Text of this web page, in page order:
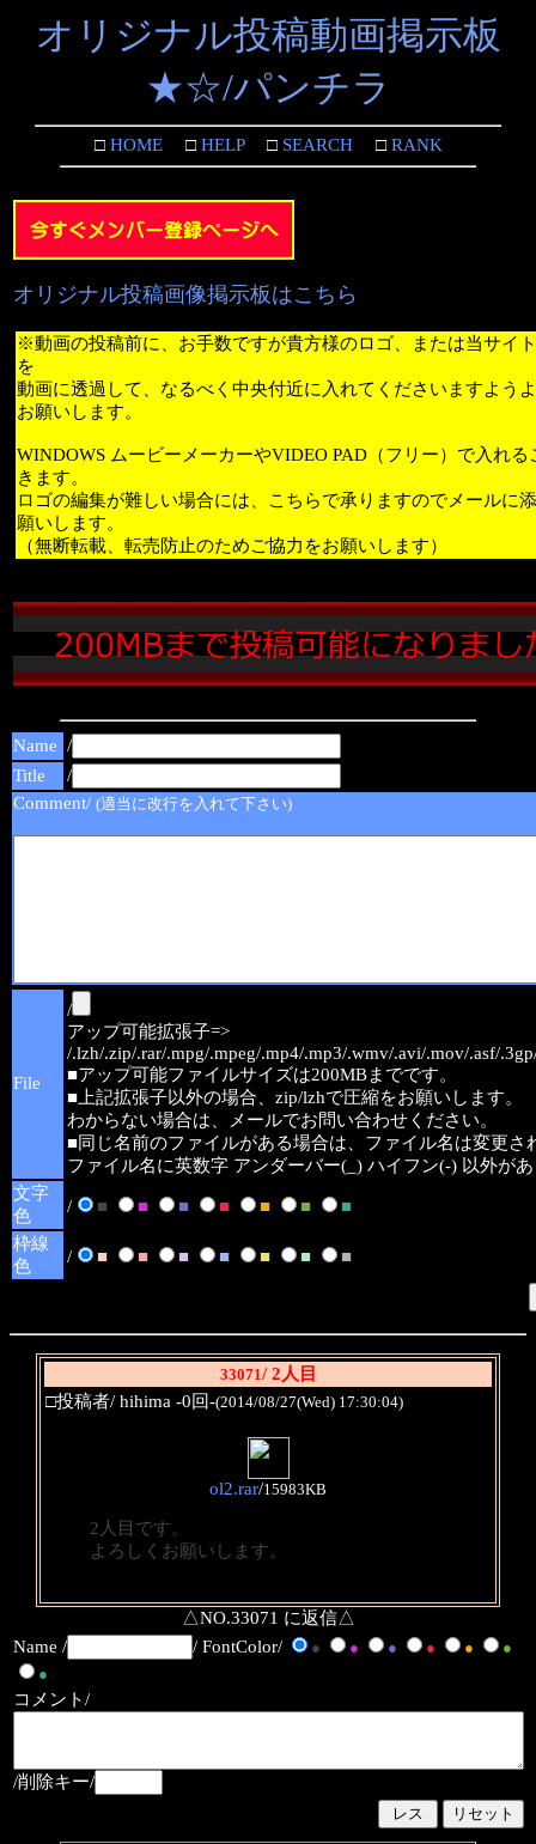
オリジナル投稿動画掲示板
★☆/パンチラ
□HOME□HELP□SEARCH□RANK
オリジナル投稿画像掲示板はこちら
※動画の投稿前に、お手数ですが貴方様のロゴ、または当サイ
を
動画に透過して、なるべく中央付近に入れてくださいますよう
お願いします。
WINDOWS ムービーメーカーやVIDEO PAD（フリー）で入れる
きます。
ロゴの編集が難しい場合には、こちらで承りますのでメールに
願いします。
（無断転載、転売防止のためご協力をお願いします）
Name /
Title
/
Comment/ (適当に改行を入れて下さい)
File
/
アップ可能拡張子=>
/.lzh/.zip/.rar/.mpg/.mpeg/.mp4/.mp3/.wmv/.avi/.mov/.asf/
■アップ可能ファイルサイズは200MBまでです。
■上記拡張子以外の場合、zip/lzhで圧縮をお願いします。
わからない場合は、メールでお問い合わせください。
■同じ名前のファイルがある場合は、ファイル名は変更さ
ファイル名に英数字 アンダーバー(_) ハイフン(-) 以外が
文字
色
/ ■ ■ ■ ■ ■ ■
■
枠線
色
/ ■ ■ ■ ■ ■ ■ ■
33071/ 2人目
□投稿者/ hihima -0回-(2014/08/27(Wed) 17:30:04)
ol2.rar/15983KB
2人目です。
よろしくお願いします。
△NO.33071 に返信△
Name /
/ FontColor/ ● ● ● ● ●
●
●
コメント/
/削除キー/